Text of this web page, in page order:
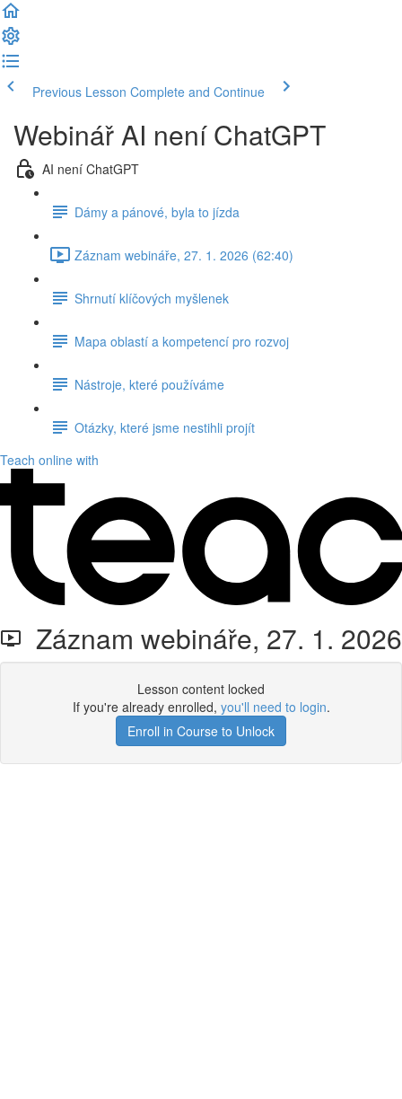
Previous Lesson Complete and Continue
Webinář AI není ChatGPT
AI není ChatGPT
Dámy a pánové, byla to jízda
Záznam webináře, 27. 1. 2026 (62:40)
Shrnutí klíčových myšlenek
Mapa oblastí a kompetencí pro rozvoj
Nástroje, které používáme
Otázky, které jsme nestihli projít
Teach online with
Záznam webináře, 27. 1. 2026
Lesson content locked
If you're already enrolled, you'll need to login.
Enroll in Course to Unlock